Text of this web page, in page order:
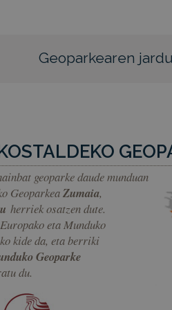
Geoparkearen
geoparke daude munduan
GeoparkeaZumaia,
herriek osatzen dute.
eta Munduko
kide da, eta berriki
Geoparke
du.